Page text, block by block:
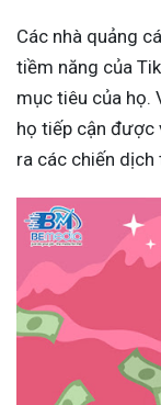
Các nhà quảng
tiềm năng của
mục tiêu của họ.
họ tiếp cận được
ra các chiến